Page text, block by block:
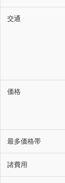
交通
価格
最多価格帯
諸費用